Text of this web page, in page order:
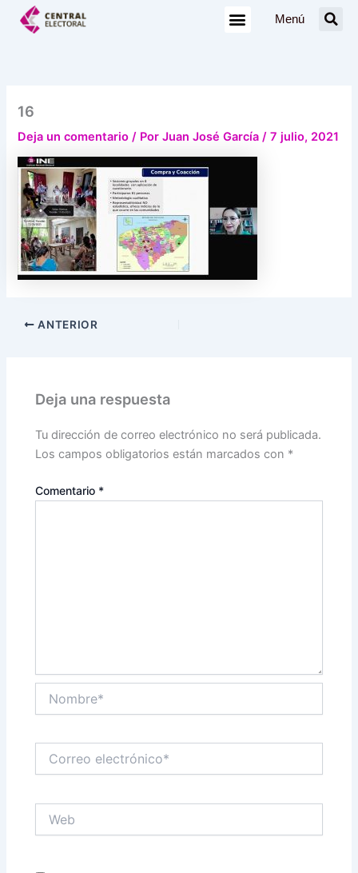
Menú
16
Deja un comentario / PorJuan José García/7 julio, 2021
ANTERIOR
Deja una respuesta
Tu dirección de correo electrónico no será publicada.
Los campos obligatorios están marcados con *
Comentario *
electrónico*